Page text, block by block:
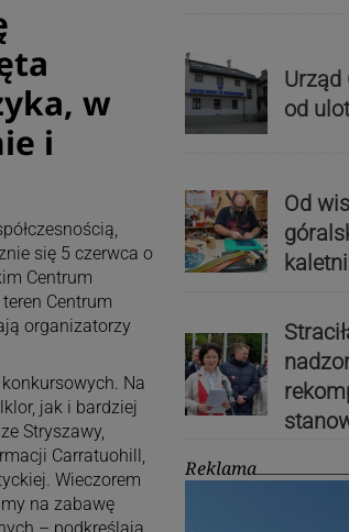
w
i
się 5 czerwca o
Centrum
Centrum
organizatorzy
Na
jak i bardziej
Stryszawy,
Carratuohill,
Wieczorem
na zabawę
Urząd
od
Od
Reklama